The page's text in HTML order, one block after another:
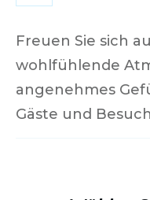
Freuen Sie sich
wohlfühlende
angenehmes
Gäste und